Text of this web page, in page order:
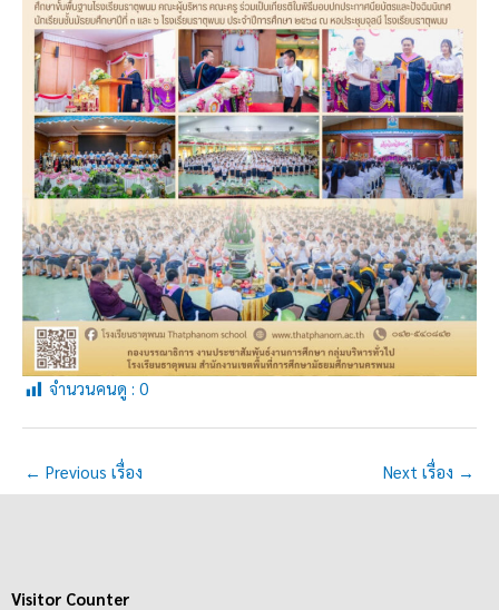
จำนวนคนดู : 0
← Previous เรื่อง Next เรื่อง →
Visitor Counter